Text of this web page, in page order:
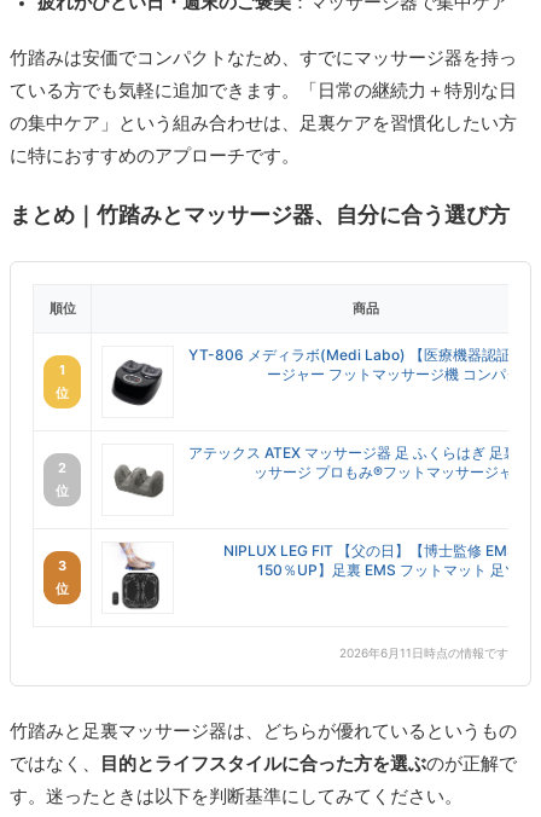
竹踏みは安価でコンパクトなため、すでにマッサージ器を持っ
ている方でも気軽に追加できます。「日常の継続力＋特別な日
の集中ケア」という組み合わせは、足裏ケアを習慣化したい方
に特におすすめのアプローチです。
まとめ｜竹踏みとマッサージ器、自分に合う選び方
順位 商品
1
位
YT-806 メディラボ(Medi Labo) 【医療機器認証品
ージャー フットマッサージ機 コンパクト
2
位
アテックス ATEX マッサージ器 足 ふくらはぎ 足裏
ッサージ プロもみ®フットマッサージャー
3
位
NIPLUX LEG FIT 【父の日】【博士監修 EMS強
150％UP】足裏 EMS フットマット 足ツボ
2026年6月11日時点の情報です
竹踏みと足裏マッサージ器は、どちらが優れているというもの
ではなく、
目的とライフスタイルに合った方を選ぶのが正解で
す。迷ったときは以下を判断基準にしてみてください。